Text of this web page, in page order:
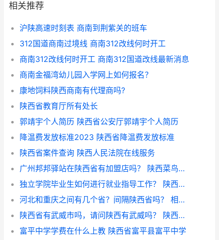
相关推荐
沪陕高速时刻表 商南到荆紫关的班车
312国道商南过境线 商南312改线何时开工
商南312改线何时开工 商南312国道改线最新消息
商南金福湾幼儿园入学网上如何报名？
康地饲料陕西商南有代理商吗?
陕西省教育厅所有处长
郭靖宇个人简历 陕西省公安厅郭靖宇个人简历
降温费发放标准2023 陕西省降温费发放标准
陕西省案件查询 陕西人民法院在线服务
广州邦邦驿站在陕西省有加盟店吗？ 陕西菜鸟驿站加盟电话
独立学院毕业生如何进行就业指导工作？ 陕西省高校毕业生就业网
河北和重庆之间有几个省？间隔陕西省吗？ 相邻省区最多的省区
陕西省有武威市吗，请问陕西有武威吗？ 陕西包括哪几个省
富平中学学费在什么上教 陕西省富平县富平中学